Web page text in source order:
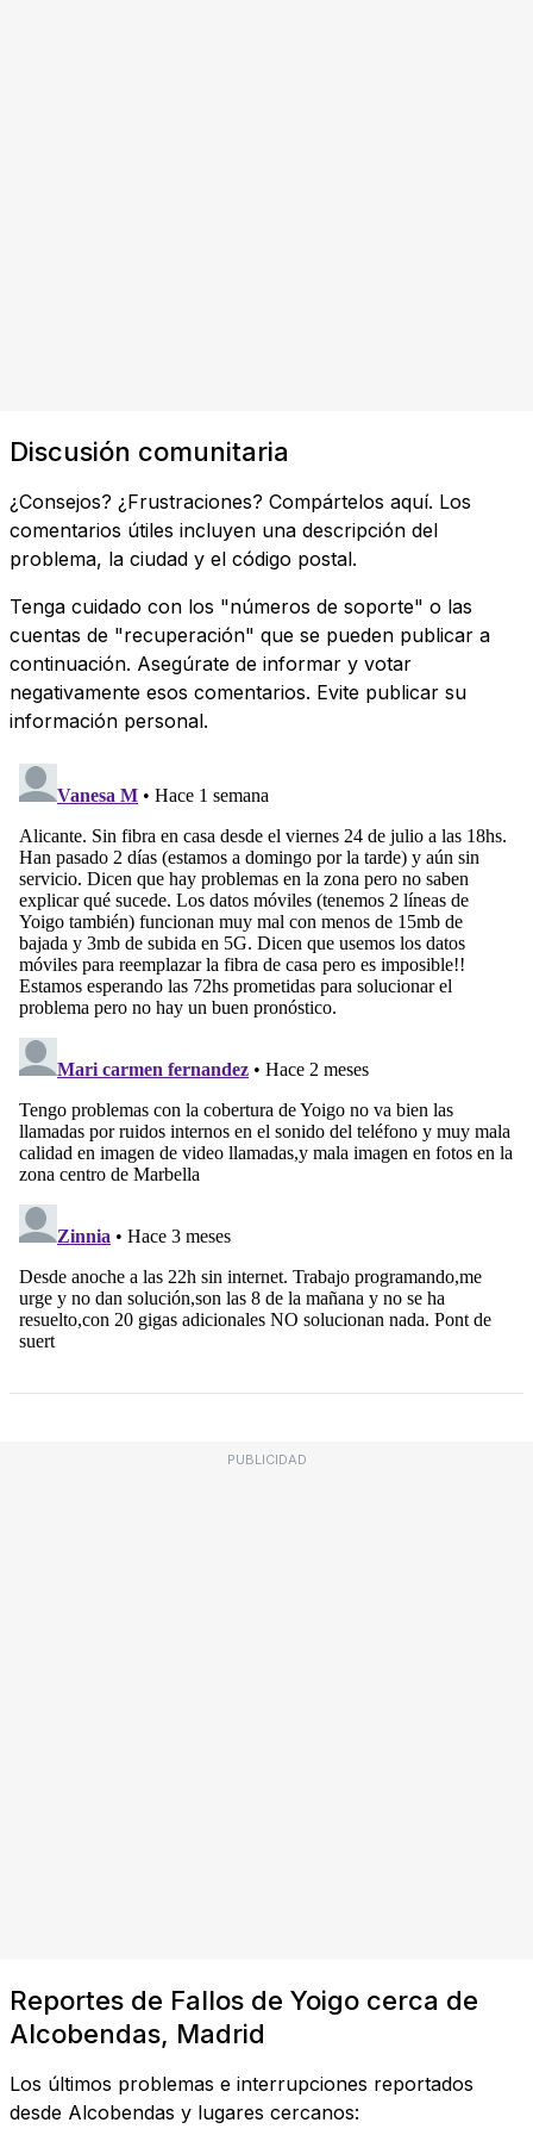
Discusión comunitaria
¿Consejos? ¿Frustraciones? Compártelos aquí. Los
comentarios útiles incluyen una descripción del
problema, la ciudad y el código postal.
Tenga cuidado con los "números de soporte" o las
cuentas de "recuperación" que se pueden publicar a
continuación. Asegúrate de informar y votar
negativamente esos comentarios. Evite publicar su
información personal.
PUBLICIDAD
Reportes de Fallos de Yoigo cerca de
Alcobendas, Madrid
Los últimos problemas e interrupciones reportados
desde Alcobendas y lugares cercanos: